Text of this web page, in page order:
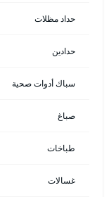
حداد مظلات
حدادين
سباك أدوات صحية
صباغ
طباخات
غسالات